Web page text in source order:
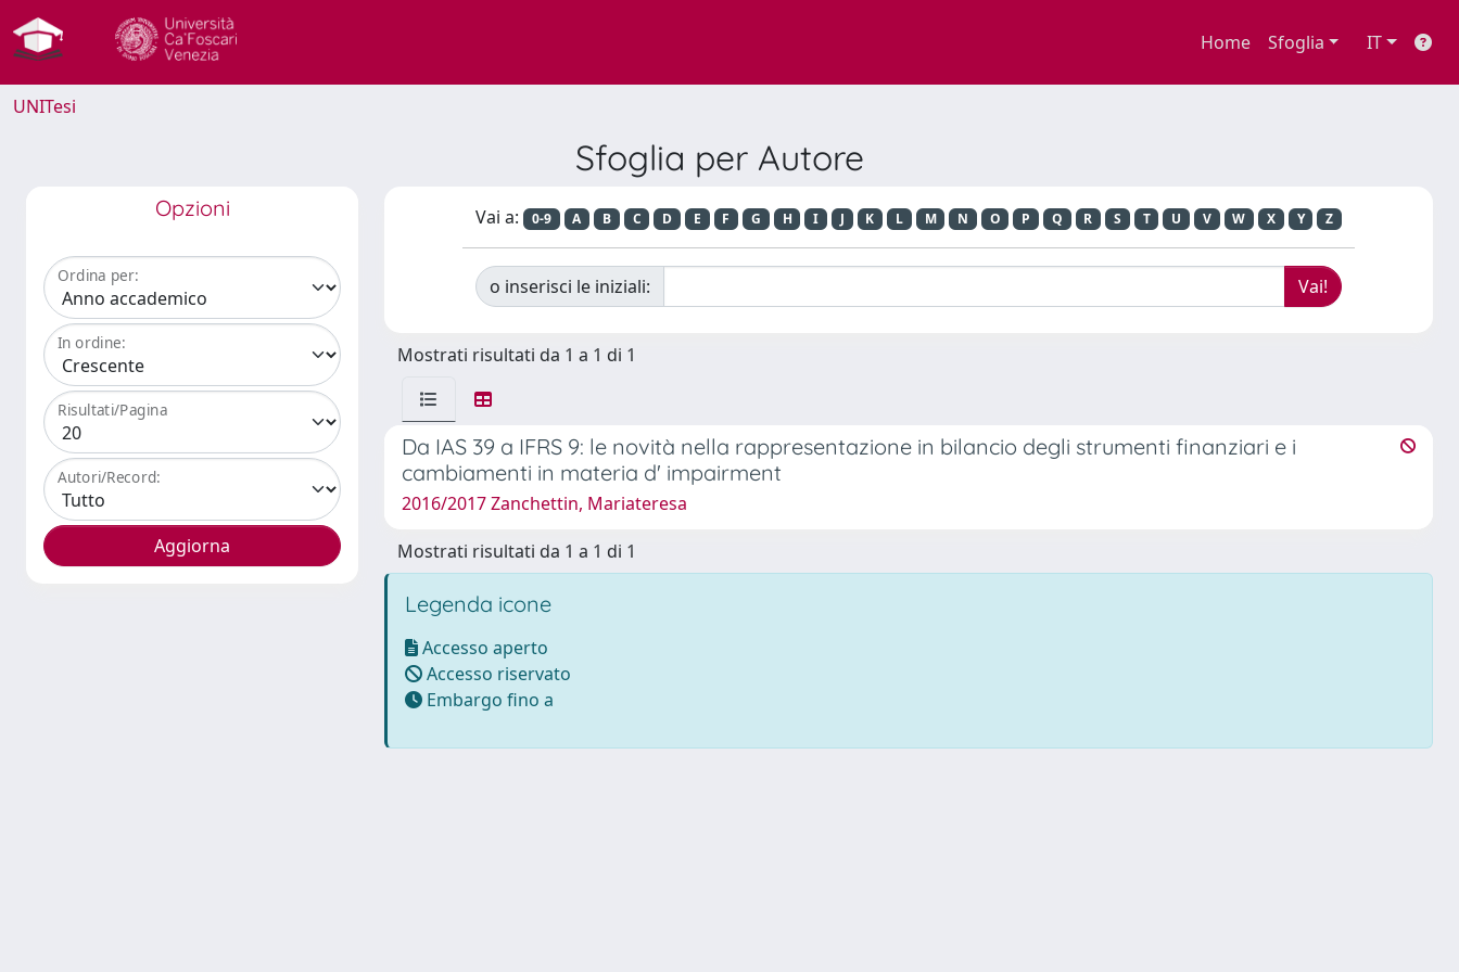
Home Sfoglia IT
UNITesi
Sfoglia per Autore
Opzioni
Ordina per:
In ordine:
Risultati/Pagina
Autori/Record:
Vai a: 0-9 A B C D E F G H I J K L M N O P Q R S T U V W X Y Z
o inserisci le iniziali:
Mostrati risultati da 1 a 1 di 1
Da IAS 39 a IFRS 9: le novità nella rappresentazione in bilancio degli strumenti finanziari e i
cambiamenti in materia d' impairment
2016/2017 Zanchettin, Mariateresa
Mostrati risultati da 1 a 1 di 1
Legenda icone
Accesso aperto
Accesso riservato
Embargo fino a